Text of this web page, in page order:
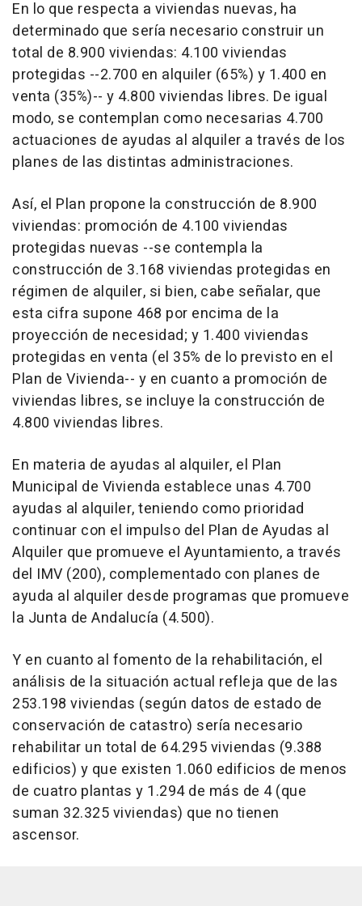
En lo que respecta a viviendas nuevas, ha
determinado que sería necesario construir un
total de 8.900 viviendas: 4.100 viviendas
protegidas --2.700 en alquiler (65%) y 1.400 en
venta (35%)-- y 4.800 viviendas libres. De igual
modo, se contemplan como necesarias 4.700
actuaciones de ayudas al alquiler a través de los
planes de las distintas administraciones.
Así, el Plan propone la construcción de 8.900
viviendas: promoción de 4.100 viviendas
protegidas nuevas --se contempla la
construcción de 3.168 viviendas protegidas en
régimen de alquiler, si bien, cabe señalar, que
esta cifra supone 468 por encima de la
proyección de necesidad; y 1.400 viviendas
protegidas en venta (el 35% de lo previsto en el
Plan de Vivienda-- y en cuanto a promoción de
viviendas libres, se incluye la construcción de
4.800 viviendas libres.
En materia de ayudas al alquiler, el Plan
Municipal de Vivienda establece unas 4.700
ayudas al alquiler, teniendo como prioridad
continuar con el impulso del Plan de Ayudas al
Alquiler que promueve el Ayuntamiento, a través
del IMV (200), complementado con planes de
ayuda al alquiler desde programas que promueve
la Junta de Andalucía (4.500).
Y en cuanto al fomento de la rehabilitación, el
análisis de la situación actual refleja que de las
253.198 viviendas (según datos de estado de
conservación de catastro) sería necesario
rehabilitar un total de 64.295 viviendas (9.388
edificios) y que existen 1.060 edificios de menos
de cuatro plantas y 1.294 de más de 4 (que
suman 32.325 viviendas) que no tienen
ascensor.